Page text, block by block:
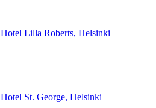
Hotel Lilla Roberts, Helsinki
Hotel St. George, Helsinki